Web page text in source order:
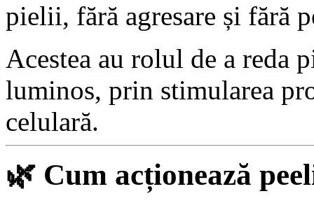
pielii, fără agresare și fără
Acestea au rolul de a reda
luminos, prin stimularea
celulară.
🌿 Cum acționează